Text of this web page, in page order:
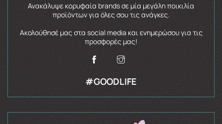
Ανακάλυψε κορυφαία brands σε μία μεγάλη ποικιλία
προϊόντων για όλες σου τις ανάγκες.
Ακολούθησέ μας στα social media και ενημερώσου για τις
προσφορές μας!
#GOODLIFE